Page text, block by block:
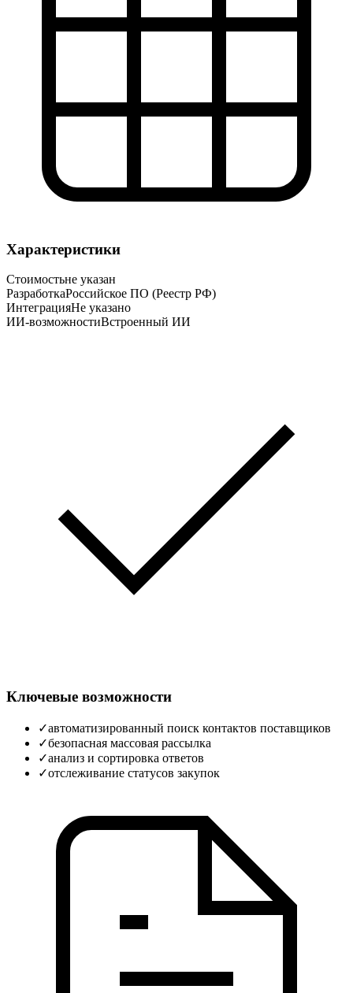
Характеристики
Стоимостьне указан
РазработкаРоссийское ПО (Реестр РФ)
ИнтеграцияНе указано
ИИ-возможностиВстроенный ИИ
Ключевые возможности
✓автоматизированный поиск контактов поставщиков
✓безопасная массовая рассылка
✓анализ и сортировка ответов
✓отслеживание статусов закупок